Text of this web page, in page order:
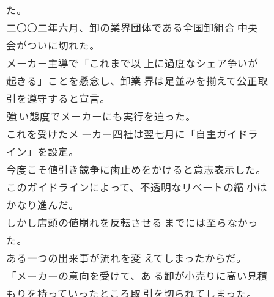
た。
二〇〇二年六月、卸の業界団体である全国卸組合 中央
会がついに切れた。
メーカー主導で「これまで以 上に過度なシェア争いが
起きる」ことを懸念し、卸業 界は足並みを揃えて公正取
引を遵守すると宣言。
強 い態度でメーカーにも実行を迫った。
これを受けたメ ーカー四社は翌七月に「自主ガイドラ
イン」を設定。
今度こそ値引き競争に歯止めをかけると意志表示した。
このガイドラインによって、不透明なリベートの縮 小は
かなり進んだ。
しかし店頭の値崩れを反転させる までには至らなかっ
た。
ある一つの出来事が流れを変 えてしまったからだ。
「メーカーの意向を受けて、あ る卸が小売りに高い見積
もりを持っていったところ取 引を切られてしまった。